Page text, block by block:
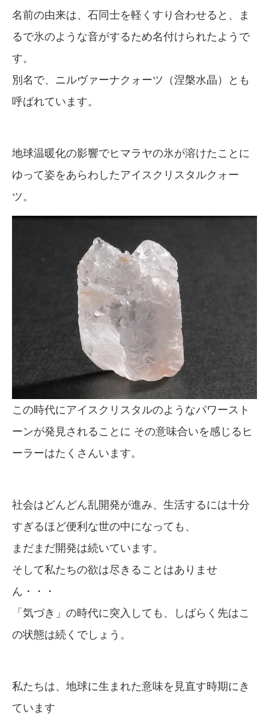
名前の由来は、石同士を軽くすり合わせると、ま
るで氷のような音がするため名付けられたようで
す。
別名で、ニルヴァーナクォーツ（涅槃水晶）とも
呼ばれています。
地球温暖化の影響でヒマラヤの氷が溶けたことに
ゆって姿をあらわしたアイスクリスタルクォー
ツ。
この時代にアイスクリスタルのようなパワースト
ーンが発見されることに その意味合いを感じるヒ
ーラーはたくさんいます。
社会はどんどん乱開発が進み、生活するには十分
すぎるほど便利な世の中になっても、
まだまだ開発は続いています。
そして私たちの欲は尽きることはありませ
ん・・・
「気づき」の時代に突入しても、しばらく先はこ
の状態は続くでしょう。
私たちは、地球に生まれた意味を見直す時期にき
ています